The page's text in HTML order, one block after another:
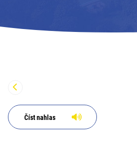
PRO TURISTY
Adresát: Obec
Číst nahlas